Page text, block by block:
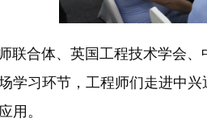
合体、英国工程技术学会、
学习环节，工程师们走进中
用。